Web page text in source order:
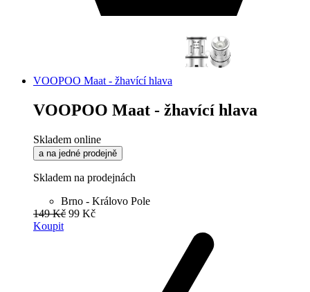
VOOPOO Maat - žhavící hlava
VOOPOO Maat - žhavící hlava
Skladem online
a na jedné prodejně
Skladem na prodejnách
Brno - Královo Pole
149 Kč 99 Kč
Koupit